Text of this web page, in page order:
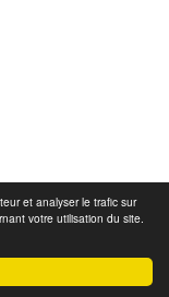
et analyser le trafic sur
votre utilisation du site.